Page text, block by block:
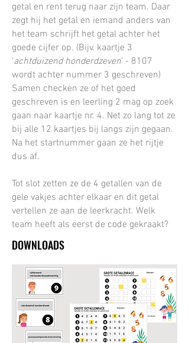
getal en rent terug naar zijn team. Daar
zegt hij het getal en iemand anders van
het team schrijft het getal achter het
goede cijfer op. (Bijv. kaartje 3
'achtduizend honderdzeven' - 8107
wordt achter nummer 3 geschreven)
Samen checken ze of het goed
geschreven is en leerling 2 mag op zoek
gaan naar kaartje nr. 4. Net zo lang tot ze
bij alle 12 kaartjes bij langs zijn gegaan.
Na het startnummer gaan ze het rijtje
dus af.
Tot slot zetten ze de 4 getallen van de
gele vakjes achter elkaar en dit getal
vertellen ze aan de leerkracht. Welk
team heeft als eerst de code gekraakt?
DOWNLOADS